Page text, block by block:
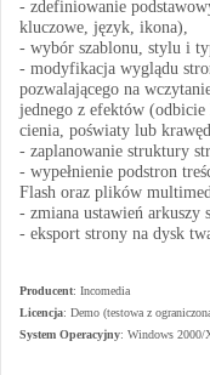
- zdefiniowanie
kluczowe, język, ikona),
- wybór szablonu, stylu i
- modyfikacja wyglądu
pozwalającego na
jednego z efektów (odbicie
cienia, poświaty lub
- zaplanowanie struktury
- wypełnienie podstron
Flash oraz plików
- zmiana ustawień arkuszy
- eksport strony na dysk
Producent: Incomedia
Licencja: Demo (testowa z
System Operacyjny: Windows 2000/